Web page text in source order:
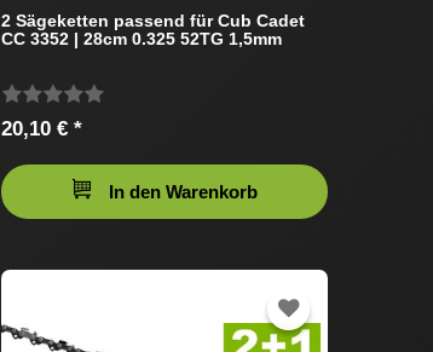
2 Sägeketten passend für Cub Cadet
CC 3352 | 28cm 0.325 52TG 1,5mm
20,10 € *
In den Warenkorb